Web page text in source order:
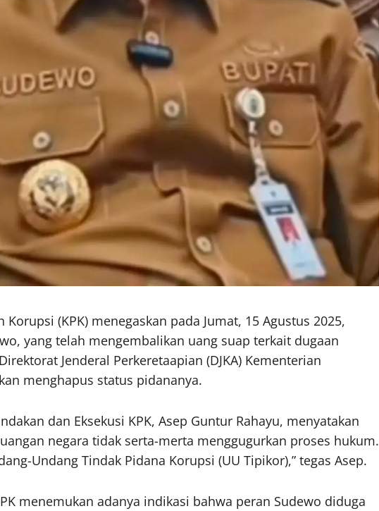
(KPK) menegaskan pada Jumat, 15 Agustus 2025,
yang telah mengembalikan uang suap terkait dugaan
Jenderal Perkeretaapian (DJKA) Kementerian
menghapus status pidananya.
dan Eksekusi KPK, Asep Guntur Rahayu, menyatakan
negara tidak serta-merta menggugurkan proses hukum.
Undang Tindak Pidana Korupsi (UU Tipikor),” tegas Asep.
menemukan adanya indikasi bahwa peran Sudewo diduga